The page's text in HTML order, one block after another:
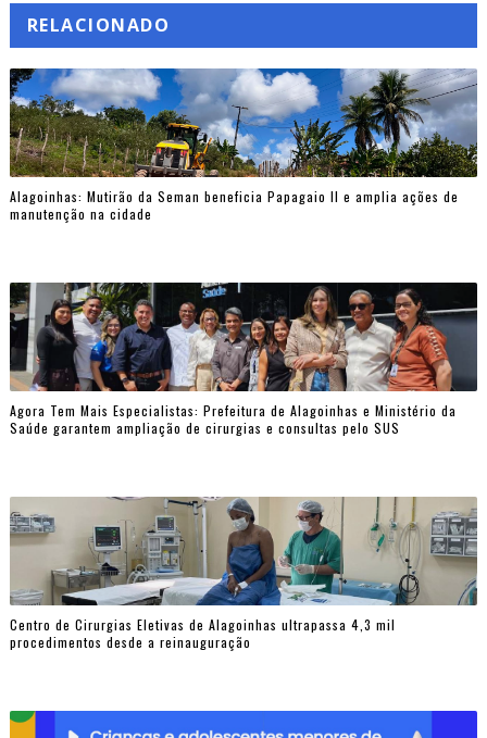
RELACIONADO
Alagoinhas: Mutirão da Seman beneficia Papagaio II e amplia ações de
manutenção na cidade
Agora Tem Mais Especialistas: Prefeitura de Alagoinhas e Ministério da
Saúde garantem ampliação de cirurgias e consultas pelo SUS
Centro de Cirurgias Eletivas de Alagoinhas ultrapassa 4,3 mil
procedimentos desde a reinauguração